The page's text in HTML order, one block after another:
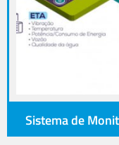
Sistema de